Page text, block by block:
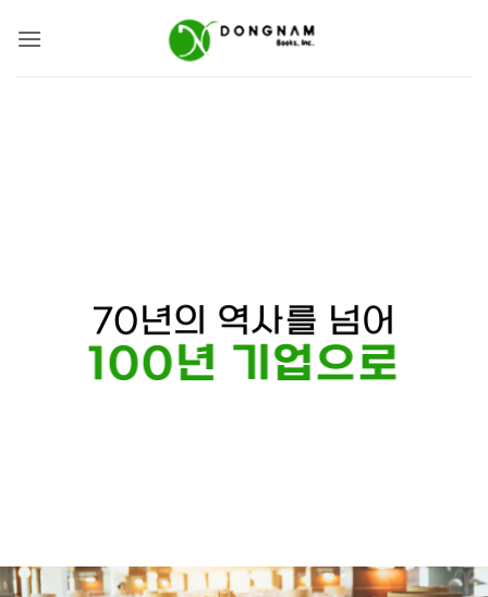
to
70년의 역사를 넘어
100년 기업으로